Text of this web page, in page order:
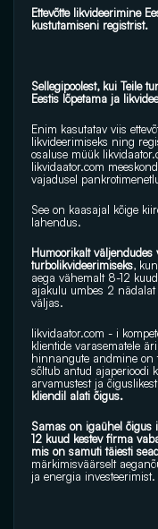
Ettevõtte likvideerimine
kustutamiseni registrist.
Sellegipoolest, kui Teile
Eestis lõpetama ja
Enim kasutatav viis
likvideerimiseks ning
osaluse müük
likvidaator.com
vajadusel
See on kaasajal kõige
lahendus.
Humoorikalt
turbolikvideerimiseks,
aega vähemalt 8-12
ajakulu umbes 2 nädalat
väljas.
likvidaator.com - i
klientide varasematele
hinnangute andmine on
sõltub antud ajaperioodi
arvamustest ja
kliendil alati õigus.
Samas on igaühel
12 kuud kestev firma
mis on samuti täiesti
märkimisväärselt
ja energia